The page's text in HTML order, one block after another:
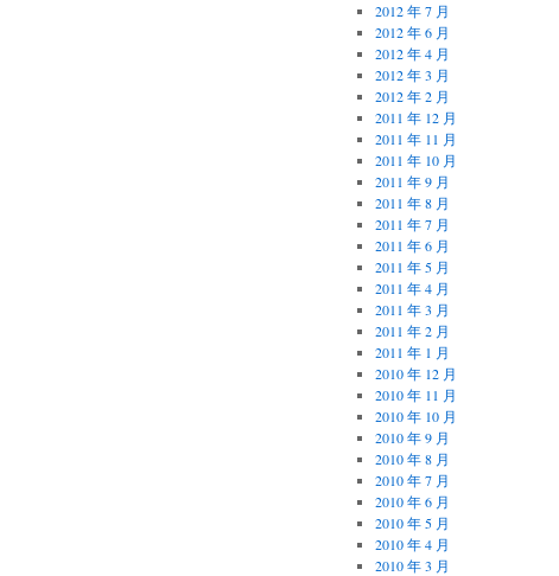
2012 年 7 月
2012 年 6 月
2012 年 4 月
2012 年 3 月
2012 年 2 月
2011 年 12 月
2011 年 11 月
2011 年 10 月
2011 年 9 月
2011 年 8 月
2011 年 7 月
2011 年 6 月
2011 年 5 月
2011 年 4 月
2011 年 3 月
2011 年 2 月
2011 年 1 月
2010 年 12 月
2010 年 11 月
2010 年 10 月
2010 年 9 月
2010 年 8 月
2010 年 7 月
2010 年 6 月
2010 年 5 月
2010 年 4 月
2010 年 3 月